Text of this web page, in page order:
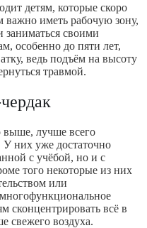
детям, которые скоро
иметь рабочую зону,
заниматься своими
особенно до пяти лет,
ведь подъём на высоту
травмой.
выше, лучше всего
У них уже достаточно
с учёбой, но и с
того некоторые из них
или
сконцентрировать всё в
свежего воздуха.